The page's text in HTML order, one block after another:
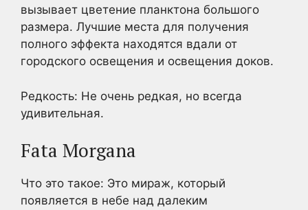
вызывает цветение планктона большого
размера. Лучшие места для получения
полного эффекта находятся вдали от
городского освещения и освещения доков.
Редкость: Не очень редкая, но всегда
удивительная.
Fata Morgana
Что это такое: Это мираж, который
появляется в небе над далеким